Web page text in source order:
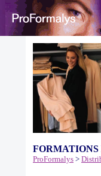
ProFormalys >